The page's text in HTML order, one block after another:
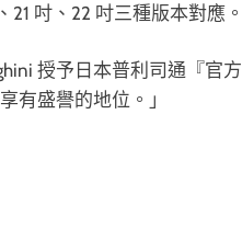
吋、22 吋三種版本對應。
授予日本普利司通『官方
有盛譽的地位。」